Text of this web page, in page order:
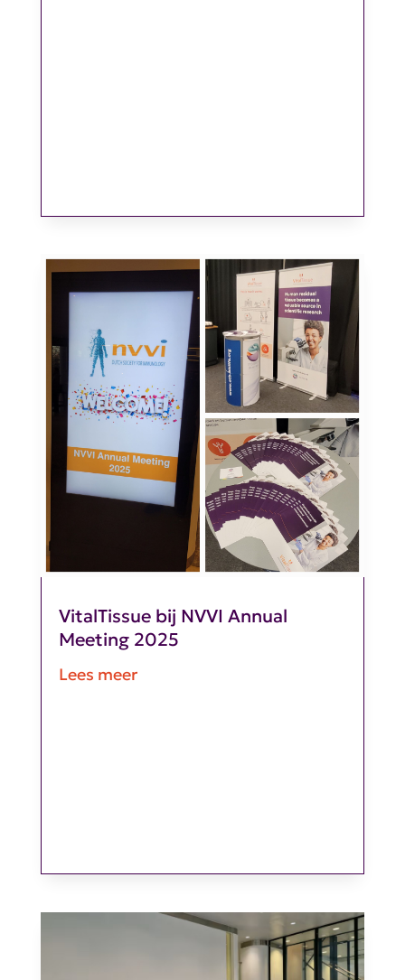
VitalTissue bij NVVI Annual
Meeting 2025
Lees meer